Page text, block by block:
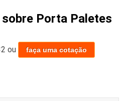
Porta Paletes
ou faça uma cotação